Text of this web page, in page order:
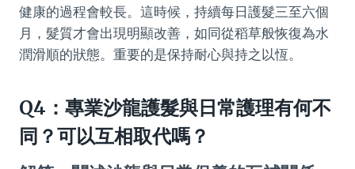
健康的過程會較長。這時候，持續每日護髮三至六個
月，髮質才會出現明顯改善，如同從稻草般恢復為水
潤滑順的狀態。重要的是保持耐心與持之以恆。
Q4：專業沙龍護髮與日常護理有何不
同？可以互相取代嗎？